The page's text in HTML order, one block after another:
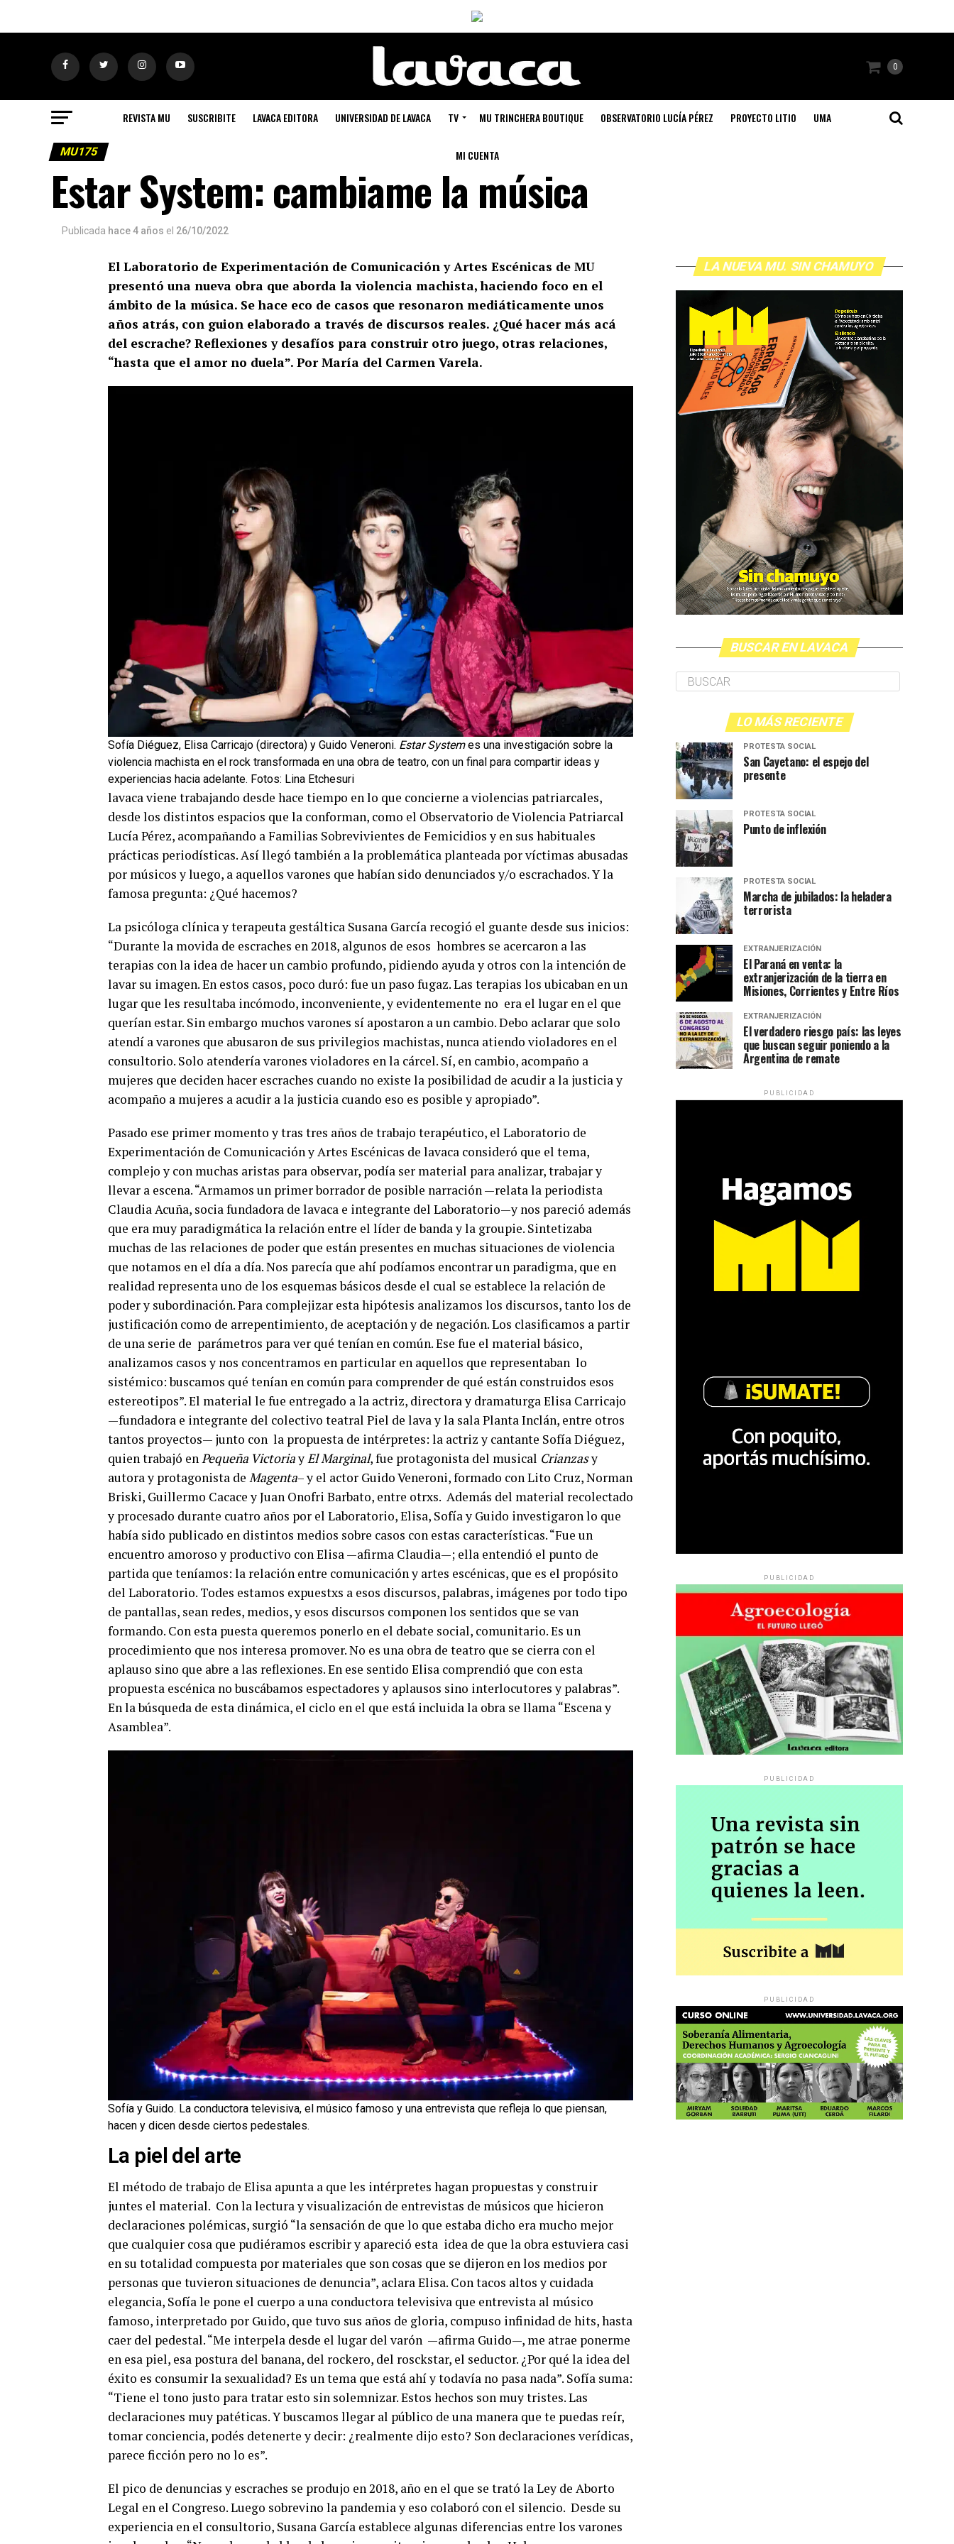
0
REVISTA MU SUSCRIBITE LAVACA EDITORA UNIVERSIDAD DE LAVACA TV MU TRINCHERA BOUTIQUE OBSERVATORIO LUCÍA PÉREZ PROYECTO LITIO UMA
MI CUENTA
MU175
Estar System: cambiame la música
Publicada hace 4 años el 26/10/2022
El Laboratorio de Experimentación de Comunicación y Artes Escénicas de MU
presentó una nueva obra que aborda la violencia machista, haciendo foco en el
ámbito de la música. Se hace eco de casos que resonaron mediáticamente unos
años atrás, con guion elaborado a través de discursos reales. ¿Qué hacer más acá
del escrache? Reflexiones y desafíos para construir otro juego, otras relaciones,
“hasta que el amor no duela”. Por María del Carmen Varela.
Sofía Diéguez, Elisa Carricajo (directora) y Guido Veneroni. Estar Systemes una investigación sobre la
violencia machista en el rock transformada en una obra de teatro, con un final para compartir ideas y
experiencias hacia adelante. Fotos: Lina Etchesuri
lavaca viene trabajando desde hace tiempo en lo que concierne a violencias patriarcales,
desde los distintos espacios que la conforman, como el Observatorio de Violencia Patriarcal
Lucía Pérez, acompañando a Familias Sobrevivientes de Femicidios y en sus habituales
prácticas periodísticas. Así llegó también a la problemática planteada por víctimas abusadas
por músicos y luego, a aquellos varones que habían sido denunciados y/o escrachados. Y la
famosa pregunta: ¿Qué hacemos?
La psicóloga clínica y terapeuta gestáltica Susana García recogió el guante desde sus inicios:
“Durante la movida de escraches en 2018, algunos de esos hombres se acercaron a las
terapias con la idea de hacer un cambio profundo, pidiendo ayuda y otros con la intención de
lavar su imagen. En estos casos, poco duró: fue un paso fugaz. Las terapias los ubicaban en un
lugar que les resultaba incómodo, inconveniente, y evidentemente no era el lugar en el que
querían estar. Sin embargo muchos varones sí apostaron a un cambio. Debo aclarar que solo
atendí a varones que abusaron de sus privilegios machistas, nunca atiendo violadores en el
consultorio. Solo atendería varones violadores en la cárcel. Sí, en cambio, acompaño a
mujeres que deciden hacer escraches cuando no existe la posibilidad de acudir a la justicia y
acompaño a mujeres a acudir a la justicia cuando eso es posible y apropiado”.
Pasado ese primer momento y tras tres años de trabajo terapéutico, el Laboratorio de
Experimentación de Comunicación y Artes Escénicas de lavaca consideró que el tema,
complejo y con muchas aristas para observar, podía ser material para analizar, trabajar y
llevar a escena. “Armamos un primer borrador de posible narración —relata la periodista
Claudia Acuña, socia fundadora de lavaca e integrante del Laboratorio—y nos pareció además
que era muy paradigmática la relación entre el líder de banda y la groupie. Sintetizaba
muchas de las relaciones de poder que están presentes en muchas situaciones de violencia
que notamos en el día a día. Nos parecía que ahí podíamos encontrar un paradigma, que en
realidad representa uno de los esquemas básicos desde el cual se establece la relación de
poder y subordinación. Para complejizar esta hipótesis analizamos los discursos, tanto los de
justificación como de arrepentimiento, de aceptación y de negación. Los clasificamos a partir
de una serie de parámetros para ver qué tenían en común. Ese fue el material básico,
analizamos casos y nos concentramos en particular en aquellos que representaban lo
sistémico: buscamos qué tenían en común para comprender de qué están construidos esos
estereotipos”. El material le fue entregado a la actriz, directora y dramaturga Elisa Carricajo
—fundadora e integrante del colectivo teatral Piel de lava y la sala Planta Inclán, entre otros
tantos proyectos— junto con la propuesta de intérpretes: la actriz y cantante Sofía Diéguez,
quien trabajó en Pequeña Victoriay El Marginal, fue protagonista del musical Crianzasy
autora y protagonista de Magenta– y el actor Guido Veneroni, formado con Lito Cruz, Norman
Briski, Guillermo Cacace y Juan Onofri Barbato, entre otrxs. Además del material recolectado
y procesado durante cuatro años por el Laboratorio, Elisa, Sofía y Guido investigaron lo que
había sido publicado en distintos medios sobre casos con estas características. “Fue un
encuentro amoroso y productivo con Elisa —afirma Claudia—; ella entendió el punto de
partida que teníamos: la relación entre comunicación y artes escénicas, que es el propósito
del Laboratorio. Todes estamos expuestxs a esos discursos, palabras, imágenes por todo tipo
de pantallas, sean redes, medios, y esos discursos componen los sentidos que se van
formando. Con esta puesta queremos ponerlo en el debate social, comunitario. Es un
procedimiento que nos interesa promover. No es una obra de teatro que se cierra con el
aplauso sino que abre a las reflexiones. En ese sentido Elisa comprendió que con esta
propuesta escénica no buscábamos espectadores y aplausos sino interlocutores y palabras”.
En la búsqueda de esta dinámica, el ciclo en el que está incluida la obra se llama “Escena y
Asamblea”.
Sofía y Guido. La conductora televisiva, el músico famoso y una entrevista que refleja lo que piensan,
hacen y dicen desde ciertos pedestales.
La piel del arte
El método de trabajo de Elisa apunta a que les intérpretes hagan propuestas y construir
juntes el material. Con la lectura y visualización de entrevistas de músicos que hicieron
declaraciones polémicas, surgió “la sensación de que lo que estaba dicho era mucho mejor
que cualquier cosa que pudiéramos escribir y apareció esta idea de que la obra estuviera casi
en su totalidad compuesta por materiales que son cosas que se dijeron en los medios por
personas que tuvieron situaciones de denuncia”, aclara Elisa. Con tacos altos y cuidada
elegancia, Sofía le pone el cuerpo a una conductora televisiva que entrevista al músico
famoso, interpretado por Guido, que tuvo sus años de gloria, compuso infinidad de hits, hasta
caer del pedestal. “Me interpela desde el lugar del varón —afirma Guido—, me atrae ponerme
en esa piel, esa postura del banana, del rockero, del rosckstar, el seductor. ¿Por qué la idea del
éxito es consumir la sexualidad? Es un tema que está ahí y todavía no pasa nada”. Sofía suma:
“Tiene el tono justo para tratar esto sin solemnizar. Estos hechos son muy tristes. Las
declaraciones muy patéticas. Y buscamos llegar al público de una manera que te puedas reír,
tomar conciencia, podés detenerte y decir: ¿realmente dijo esto? Son declaraciones verídicas,
parece ficción pero no lo es”.
El pico de denuncias y escraches se produjo en 2018, año en el que se trató la Ley de Aborto
Legal en el Congreso. Luego sobrevino la pandemia y eso colaboró con el silencio. Desde su
experiencia en el consultorio, Susana García establece algunas diferencias entre los varones
LA NUEVA MU. SIN CHAMUYO
BUSCAR EN LAVACA
LO MÁS RECIENTE
PROTESTA SOCIAL
San Cayetano: el espejo del
presente
PROTESTA SOCIAL
Punto de inflexión
PROTESTA SOCIAL
Marcha de jubilados: la heladera
terrorista
EXTRANJERIZACIÓN
El Paraná en venta: la
extranjerización de la tierra en
Misiones, Corrientes y Entre Ríos
EXTRANJERIZACIÓN
El verdadero riesgo país: las leyes
que buscan seguir poniendo a la
Argentina de remate
PUBLICIDAD
PUBLICIDAD
PUBLICIDAD
PUBLICIDAD